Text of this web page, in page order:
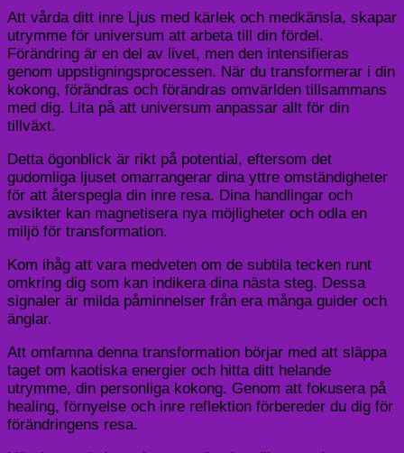
Att vårda ditt inre Ljus med kärlek och medkänsla, skapar
utrymme för universum att arbeta till din fördel.
Förändring är en del av livet, men den intensifieras
genom uppstigningsprocessen. När du transformerar i din
kokong, förändras och förändras omvärlden tillsammans
med dig. Lita på att universum anpassar allt för din
tillväxt.
Detta ögonblick är rikt på potential, eftersom det
gudomliga ljuset omarrangerar dina yttre omständigheter
för att återspegla din inre resa. Dina handlingar och
avsikter kan magnetisera nya möjligheter och odla en
miljö för transformation.
Kom ihåg att vara medveten om de subtila tecken runt
omkring dig som kan indikera dina nästa steg. Dessa
signaler är milda påminnelser från era många guider och
änglar.
Att omfamna denna transformation börjar med att släppa
taget om kaotiska energier och hitta ditt helande
utrymme, din personliga kokong. Genom att fokusera på
healing, förnyelse och inre reflektion förbereder du dig för
förändringens resa.